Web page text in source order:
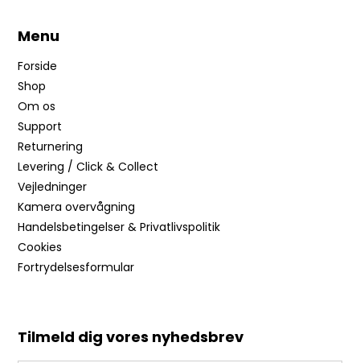
Menu
Forside
Shop
Om os
Support
Returnering
Levering / Click & Collect
Vejledninger
Kamera overvågning
Handelsbetingelser & Privatlivspolitik
Cookies
Fortrydelsesformular
Tilmeld dig vores nyhedsbrev